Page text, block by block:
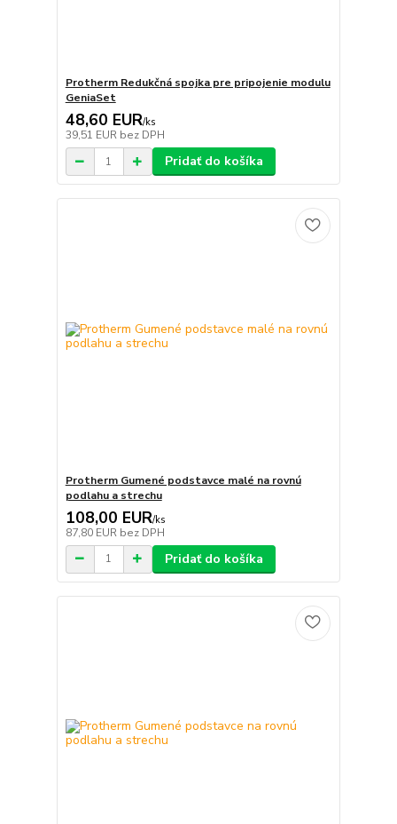
Protherm Redukčná spojka pre pripojenie modulu
GeniaSet
48,60 EUR/ks
39,51 EUR bez DPH
Pridať do košíka
Protherm Gumené podstavce malé na rovnú
podlahu a strechu
108,00 EUR/ks
87,80 EUR bez DPH
Pridať do košíka